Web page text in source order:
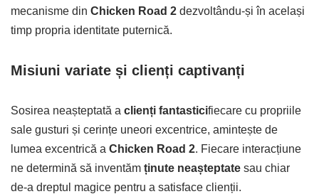
mecanisme din Chicken Road 2 dezvoltându-și în același
timp propria identitate puternică.
Misiuni variate și clienți captivanți
Sosirea neașteptată a clienți fantasticifiecare cu propriile
sale gusturi și cerințe uneori excentrice, amintește de
lumea excentrică a Chicken Road 2. Fiecare interacțiune
ne determină să inventăm ținute neașteptate sau chiar
de-a dreptul magice pentru a satisface clienții.